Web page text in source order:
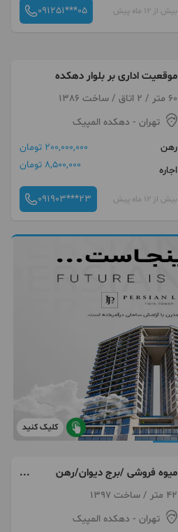
بیش از 12 ماه پیش 091251***05
موقعیت اداری بر بلوار دهکده
60 متر / 2 اتاق / ساخت 1386
تهران - دهکده المپیک
رهن
200,000,000 تومان
اجاره
8,500,000 تومان
بیش از 12 ماه پیش 091903***23
کلیک کنید
میوه فروشی /برج دیوان/رهن
کامل/عمارت
42 متر / ساخت 1397
تهران - دهکده المپیک